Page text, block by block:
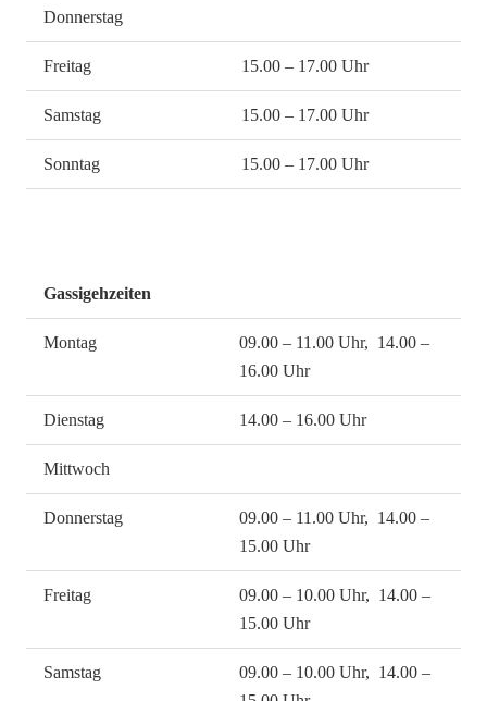
Donnerstag
Freitag 15.00 – 17.00 Uhr
Samstag 15.00 – 17.00 Uhr
Sonntag 15.00 – 17.00 Uhr
Gassigehzeiten
Montag
09.00 – 11.00 Uhr, 14.00 –
16.00 Uhr
Dienstag 14.00 – 16.00 Uhr
Mittwoch
Donnerstag
09.00 – 11.00 Uhr, 14.00 –
15.00 Uhr
Freitag
09.00 – 10.00 Uhr, 14.00 –
15.00 Uhr
Samstag
09.00 – 10.00 Uhr, 14.00 –